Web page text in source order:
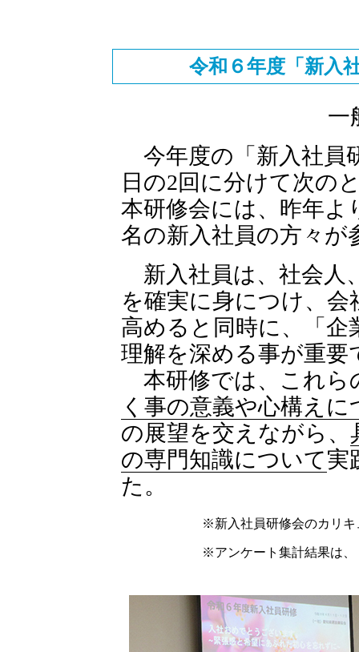
令和６年度「新入
一
今年度の「新入社員
日の2回に分けて次の
本研修会には、昨年よ
名の新入社員の方々が
新入社員は、社会人
を確実に身につけ、
高めると同時に、「
理解を深める事が重要
本研修では、これら
く事の意義や心構えに
の展望を交えながら、
の専門知識について実
た。
※新入社員研修会のカリキ
※アンケート集計結果は、